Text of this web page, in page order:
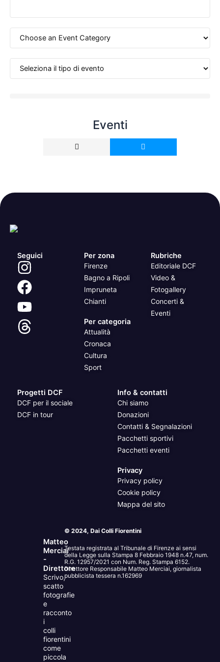
Eventi
Seguici Per zona
Firenze
Bagno a Ripoli
Impruneta
Chianti
Per categoria
Attualità
Cronaca
Cultura
Sport
Rubriche
Editoriale DCF
Video &
Fotogallery
Concerti &
Eventi
Progetti DCF
DCF per il sociale
DCF in tour
Info & contatti
Chi siamo
Donazioni
Contatti & Segnalazioni
Pacchetti sportivi
Pacchetti eventi
Privacy
Privacy policy
Cookie policy
Mappa del sito
Matteo
Merciai
-
Direttore
Scrivo,
scatto
fotografie
e
racconto
i
colli
fiorentini
come
piccola
© 2024, Dai Colli Fiorentini
Testata registrata al Tribunale di Firenze ai sensi
della Legge sulla Stampa 8 Febbraio 1948 n.47, num.
R.G. 12957/2021 con Num. Reg. Stampa 6152.
Direttore Responsabile Matteo Merciai, giornalista
pubblicista tessera n.162969